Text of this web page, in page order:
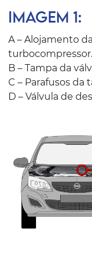
IMAGEM 1:
A – Alojamento
turbocompressor.
B – Tampa da
C – Parafusos da
D – Válvula de